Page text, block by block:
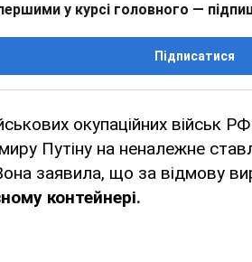
у курсі головного —
Підписатися
окупаційних військ
Путіну на неналежне
Вона заявила, що за відмову
контейнері.